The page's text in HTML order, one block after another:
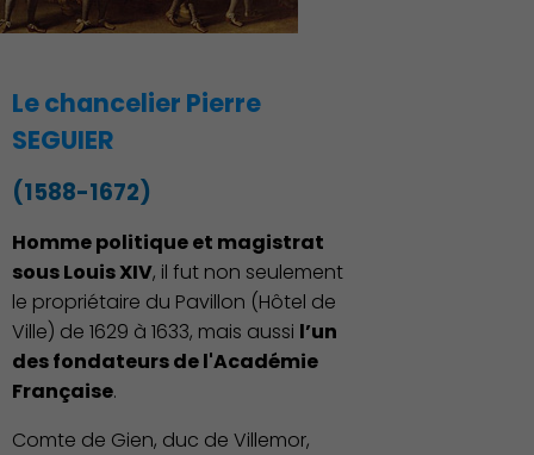
Le chancelier Pierre
SEGUIER
(1588-1672)
Homme politique et magistrat
sous Louis XIV, il fut non seulement
le propriétaire du Pavillon (Hôtel de
Ville) de 1629 à 1633, mais aussi l’un
des fondateurs de l'Académie
Française.
Comte de Gien, duc de Villemor,